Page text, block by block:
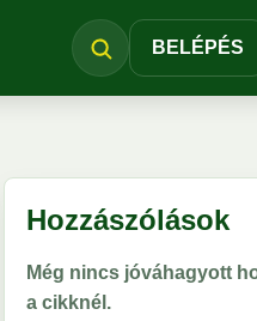
BELÉPÉS
Hozzászólások
Még nincs jóváhagyott
a cikknél.